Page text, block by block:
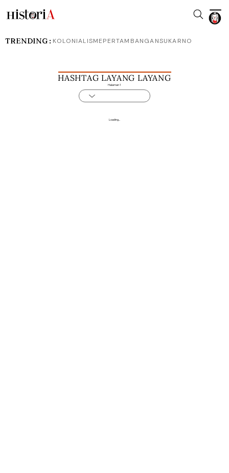
HASHTAG LAYANG LAYANG
Halaman 1
Loading...
TRENDING : KOLONIALISMEPERTAMBANGANSUKARNO